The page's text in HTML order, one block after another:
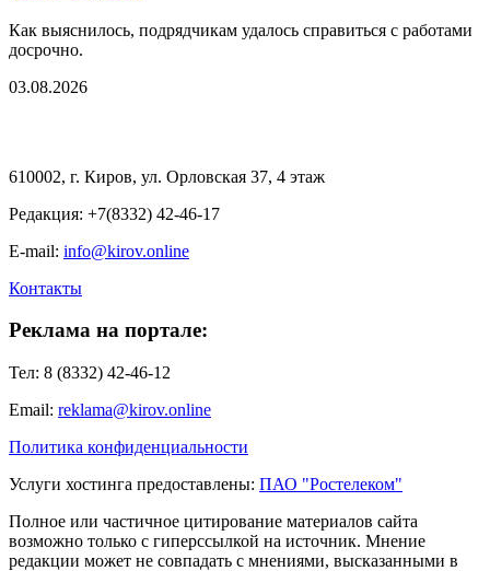
Как выяснилось, подрядчикам удалось справиться с работами
досрочно.
03.08.2026
610002, г. Киров, ул. Орловская 37, 4 этаж
Редакция: +7(8332) 42-46-17
E-mail: info@kirov.online
Контакты
Реклама на портале:
Тел: 8 (8332) 42-46-12
Email: reklama@kirov.online
Политика конфиденциальности
Услуги хостинга предоставлены: ПАО "Ростелеком"
Полное или частичное цитирование материалов сайта
возможно только с гиперссылкой на источник. Мнение
редакции может не совпадать с мнениями, высказанными в